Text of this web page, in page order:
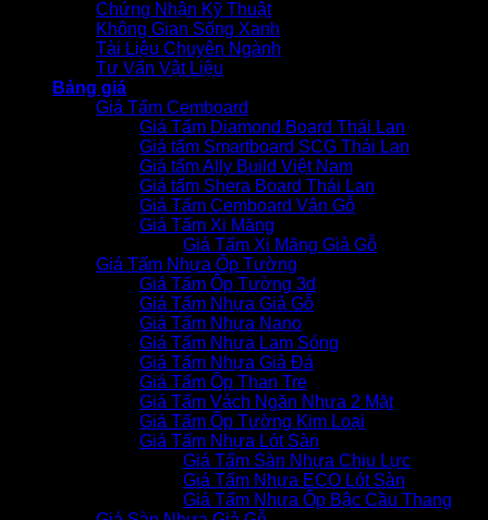
Chứng Nhận Kỹ Thuật
Không Gian Sống Xanh
Tài Liệu Chuyên Ngành
Tư Vấn Vật Liệu
Bảng giá
Giá Tấm Cemboard
Giá Tấm Diamond Board Thái Lan
Giá tấm Smartboard SCG Thái Lan
Giá tấm Ally Build Việt Nam
Giá tấm Shera Board Thái Lan
Giá Tấm Cemboard Vân Gỗ
Giá Tấm Xi Măng
Giá Tấm Xi Măng Giả Gỗ
Giá Tấm Nhựa Ốp Tường
Giá Tấm Ốp Tường 3d
Giá Tấm Nhựa Giả Gỗ
Giá Tấm Nhựa Nano
Giá Tấm Nhựa Lam Sóng
Giá Tấm Nhựa Giả Đá
Giá Tấm Ốp Than Tre
Giá Tấm Vách Ngăn Nhựa 2 Mặt
Giá Tấm Ốp Tường Kim Loại
Giá Tấm Nhựa Lót Sàn
Giá Tấm Sàn Nhựa Chịu Lực
Giá Tấm Nhựa ECO Lót Sàn
Giá Tấm Nhựa Ốp Bậc Cầu Thang